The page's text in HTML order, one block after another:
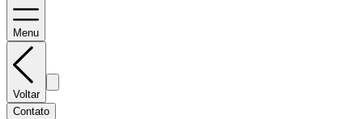
Menu
Voltar
Contato